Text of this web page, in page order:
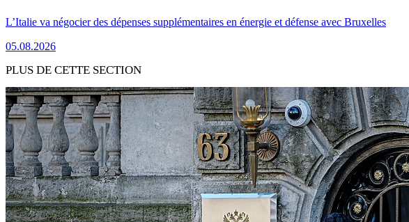
L’Italie va négocier des dépenses supplémentaires en énergie et défense avec Bruxelles
05.08.2026
PLUS DE CETTE SECTION